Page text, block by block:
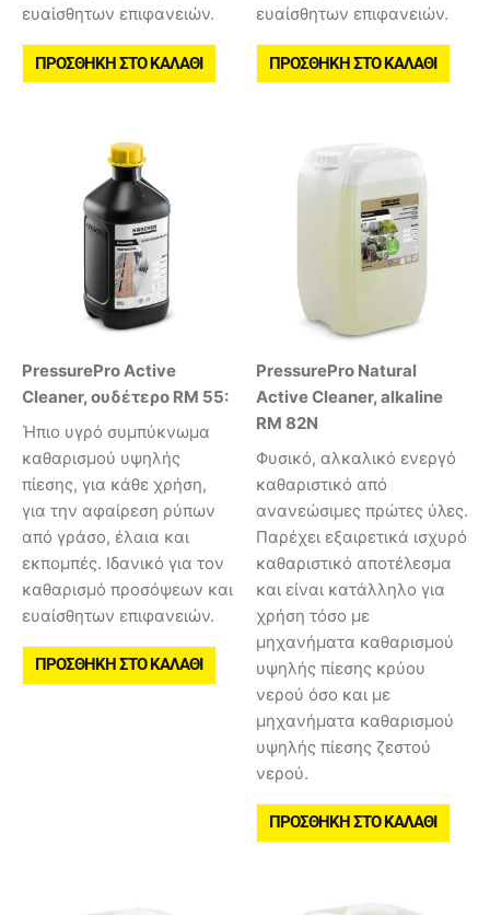
ευαίσθητων επιφανειών.
ΠΡΟΣΘΉΚΗ ΣΤΟ ΚΑΛΆΘΙ
ευαίσθητων επιφανειών.
ΠΡΟΣΘΉΚΗ ΣΤΟ ΚΑΛΆΘΙ
PressurePro Active
Cleaner, ουδέτερο RM 55:
Ήπιο υγρό συμπύκνωμα
καθαρισμού υψηλής
πίεσης, για κάθε χρήση,
για την αφαίρεση ρύπων
από γράσο, έλαια και
εκπομπές. Ιδανικό για τον
καθαρισμό προσόψεων και
ευαίσθητων επιφανειών.
ΠΡΟΣΘΉΚΗ ΣΤΟ ΚΑΛΆΘΙ
PressurePro Natural
Active Cleaner, alkaline
RM 82N
Φυσικό, αλκαλικό ενεργό
καθαριστικό από
ανανεώσιμες πρώτες ύλες.
Παρέχει εξαιρετικά ισχυρό
καθαριστικό αποτέλεσμα
και είναι κατάλληλο για
χρήση τόσο με
μηχανήματα καθαρισμού
υψηλής πίεσης κρύου
νερού όσο και με
μηχανήματα καθαρισμού
υψηλής πίεσης ζεστού
νερού.
ΠΡΟΣΘΉΚΗ ΣΤΟ ΚΑΛΆΘΙ